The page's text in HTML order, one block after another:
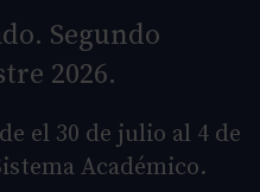
Segundo
2026.
el 30 de julio al 4 de
Académico.